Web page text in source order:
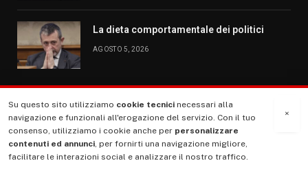
La dieta comportamentale dei politici
AGOSTO 5, 2026
MENU
La Nostra Storia
×
Su questo sito utilizziamo cookie tecnici necessari alla
navigazione e funzionali all'erogazione del servizio. Con il tuo
consenso, utilizziamo i cookie anche per personalizzare
contenuti ed annunci, per fornirti una navigazione migliore,
facilitare le interazioni social e analizzare il nostro traffico.